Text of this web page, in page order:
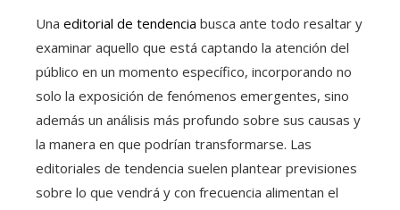
Una editorial de tendencia busca ante todo resaltar y
examinar aquello que está captando la atención del
público en un momento específico, incorporando no
solo la exposición de fenómenos emergentes, sino
además un análisis más profundo sobre sus causas y
la manera en que podrían transformarse. Las
editoriales de tendencia suelen plantear previsiones
sobre lo que vendrá y con frecuencia alimentan el